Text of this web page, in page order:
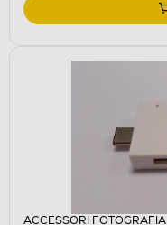
ACCESSORI FOTOGRAFIA